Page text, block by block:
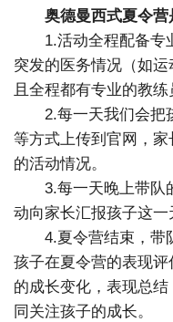
奥德曼西式夏令营
1.活动全程配备专
突发的医务情况（如
且全程都有专业的教练
2.每一天我们会把
等方式上传到官网，
的活动情况。
3.每一天晚上带队
动向家长汇报孩子这一
4.夏令营结束，带
孩子在夏令营的表现
的成长变化，表现总
同关注孩子的成长。